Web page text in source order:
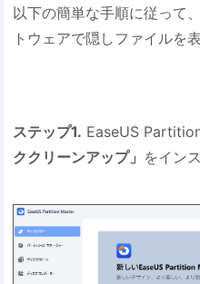
以下の簡単な手順に従って
トウェアで隠しファイルを
ステップ1. EaseUS
ククリーンアップ」 をイン